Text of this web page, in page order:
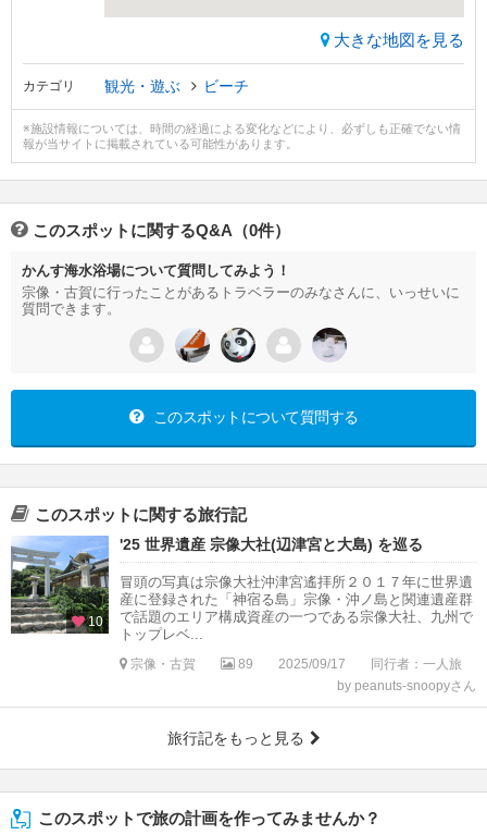
大きな地図を見る
カテゴリ 観光・遊ぶ ビーチ
※施設情報については、時間の経過による変化などにより、必ずしも正確でない情
報が当サイトに掲載されている可能性があります。
このスポットに関するQ&A（0件）
かんす海水浴場について質問してみよう！
宗像・古賀に行ったことがあるトラベラーのみなさんに、いっせいに
質問できます。
このスポットについて質問する
このスポットに関する旅行記
10
'25 世界遺産 宗像大社(辺津宮と大島) を巡る
冒頭の写真は宗像大社沖津宮遙拝所２０１７年に世界遺
産に登録された「神宿る島」宗像・沖ノ島と関連遺産群
で話題のエリア構成資産の一つである宗像大社、九州で
トップレベ...
宗像・古賀 89 2025/09/17
同行者：一人旅
by peanuts-snoopyさん
旅行記をもっと見る
このスポットで旅の計画を作ってみませんか？